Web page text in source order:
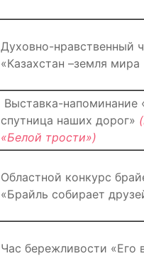
Духовно-нравственный
«Казахстан –земля мира
Выставка-напоминание
спутница наших дорог»
«Белой трости»)
Областной конкурс
«Брайль собирает
Час бережливости «Его